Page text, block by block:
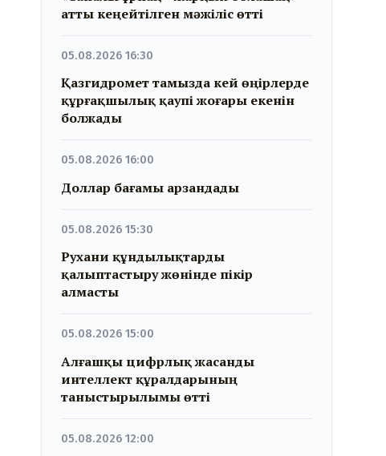
атты кеңейтілген мәжіліс өтті
05.08.2026 16:30
Қазгидромет тамызда кей өңірлерде
құрғақшылық қаупі жоғары екенін
болжады
05.08.2026 16:00
Доллар бағамы арзандады
05.08.2026 15:30
Рухани құндылықтарды
қалыптастыру жөнінде пікір
алмасты
05.08.2026 15:00
Алғашқы цифрлық жасанды
интеллект құралдарының
таныстырылымы өтті
05.08.2026 12:00